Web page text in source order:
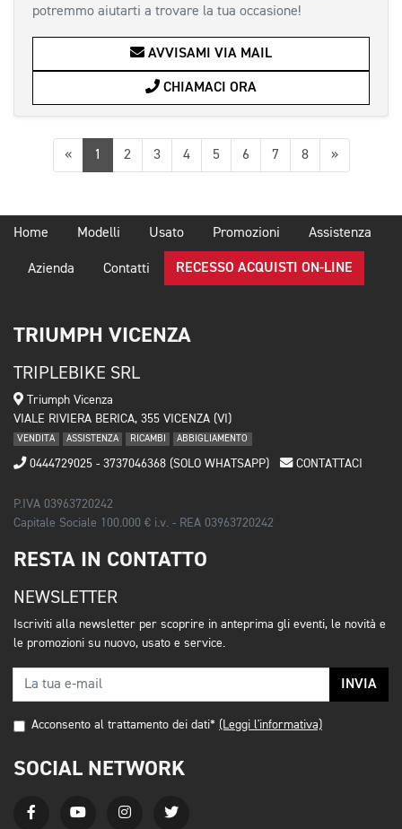
potremmo aiutarti a trovare la tua occasione!
AVVISAMI VIA MAIL
CHIAMACI ORA
«Precedente
1 2 3 4 5 6 7 8 »Successiva
Home Modelli Usato Promozioni Assistenza
Azienda Contatti RECESSO ACQUISTI ON-LINE
TRIUMPH VICENZA
TRIPLEBIKE SRL
Triumph Vicenza
VIALE RIVIERA BERICA, 355 VICENZA (VI)
VENDITA ASSISTENZA RICAMBI ABBIGLIAMENTO
0444729025 - 3737046368 (SOLO WHATSAPP) CONTATTACI
P.IVA 03963720242
Capitale Sociale 100.000 € i.v. - REA 03963720242
RESTA IN CONTATTO
NEWSLETTER
Iscriviti alla newsletter per scoprire in anteprima gli eventi, le novità e
le promozioni su nuovo, usato e service.
INVIA
Acconsento al trattamento dei dati* (Leggi l'informativa)
SOCIAL NETWORK